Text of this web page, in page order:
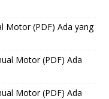
Motor (PDF) Ada yang
Motor (PDF) Ada
Motor (PDF) Ada